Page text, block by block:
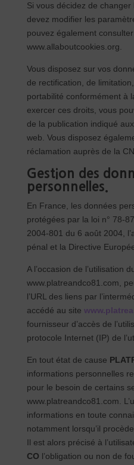
Si vous décidez de
devez modifier les
pouvez également
www.allaboutcookies.org.
Vous disposez sur vos
de rectification, de
portabilité conformément à
exercer ces droits, vous
de la publication indiqué
web. Vous disposez
réclamation auprès de la
Gestion des
personnelles.
En France, les données
protégées par la loi n° 78-
2004-801 du 6 août 2004,
pénal et la Directive
A l’occasion de l’utilisation
www.platreandco81.com,
l’URL des liens par
accédé au site
fournisseur d’accès de
protocole Internet (IP) de
En tout état de cause
informations personnelles
pour le besoin de certains
www.platreandco81.com.
informations en toute
notamment lorsqu’il
Il est alors précisé à
CO l’obligation ou non de